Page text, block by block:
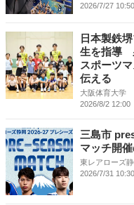
2026/7/27 10:50
日本製鉄
生を指導
スポーツ
伝える
大阪体育大学
2026/8/2 12:00
三島市
マッチ開
東レアローズ
2026/7/31 10:30